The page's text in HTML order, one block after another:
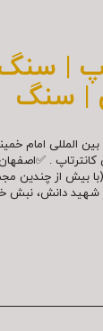
|
| سنگ
بین المللی
.
بیش از چندین
شهيد دانش،